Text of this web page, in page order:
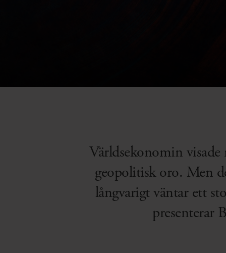
Världsekonomin
geopolitisk oro. Men
långvarigt väntar ett
presenterar